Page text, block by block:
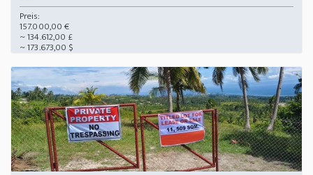
Preis:
157.000,00 €
~ 134.612,00 £
~ 173.673,00 $